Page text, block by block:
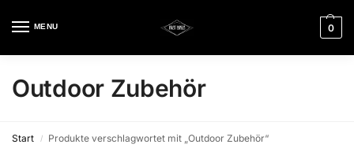
MENU 0
Outdoor Zubehör
Start / Produkte verschlagwortet mit „Outdoor Zubehör“